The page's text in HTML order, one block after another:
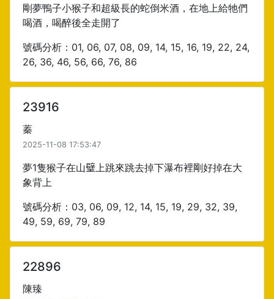
剛夢鴨子小猴子和超級長的蛇倒米酒，在地上給牠們
喝酒，喝醉後全走開了
號碼分析：01, 06, 07, 08, 09, 14, 15, 16, 19, 22, 24,
26, 36, 46, 56, 66, 76, 86
23916
蓁
2025-11-08 17:53:47
夢1隻猴子在山𤩹上跳來跳去掉下瀑布裡剛好掉在大
象背上
號碼分析：03, 06, 09, 12, 14, 15, 19, 29, 32, 39,
49, 59, 69, 79, 89
22896
陳臻